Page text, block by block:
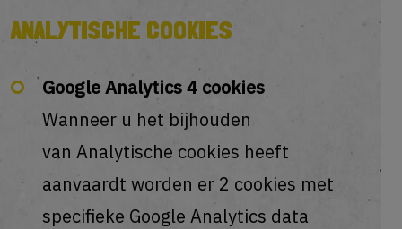
ANALYTISCHE COOKIES
Google Analytics 4 cookies
Wanneer u het bijhouden
van Analytische cookies heeft
aanvaardt worden er 2 cookies met
specifieke Google Analytics data